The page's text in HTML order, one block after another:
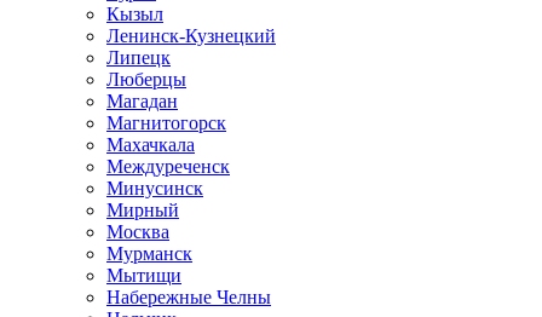
Кызыл
Ленинск-Кузнецкий
Липецк
Люберцы
Магадан
Магнитогорск
Махачкала
Междуреченск
Минусинск
Мирный
Москва
Мурманск
Мытищи
Набережные Челны